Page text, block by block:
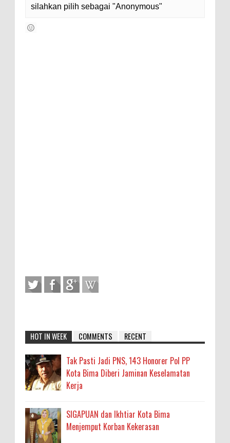
silahkan pilih sebagai "Anonymous"
HOT IN WEEK COMMENTS RECENT
Tak Pasti Jadi PNS, 143 Honorer Pol PP
Kota Bima Diberi Jaminan Keselamatan
Kerja
SIGAPUAN dan Ikhtiar Kota Bima
Menjemput Korban Kekerasan